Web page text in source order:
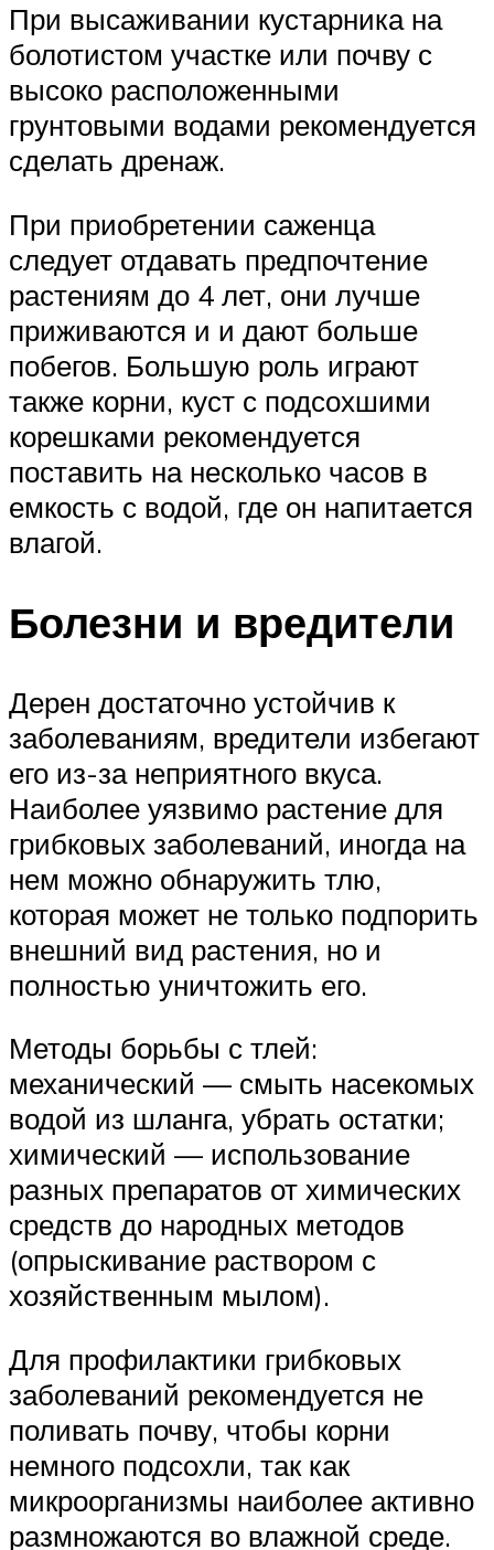
При высаживании кустарника на
болотистом участке или почву с
высоко расположенными
грунтовыми водами рекомендуется
сделать дренаж.
При приобретении саженца
следует отдавать предпочтение
растениям до 4 лет, они лучше
приживаются и и дают больше
побегов. Большую роль играют
также корни, куст с подсохшими
корешками рекомендуется
поставить на несколько часов в
емкость с водой, где он напитается
влагой.
Болезни и вредители
Дерен достаточно устойчив к
заболеваниям, вредители избегают
его из-за неприятного вкуса.
Наиболее уязвимо растение для
грибковых заболеваний, иногда на
нем можно обнаружить тлю,
которая может не только подпорить
внешний вид растения, но и
полностью уничтожить его.
Методы борьбы с тлей:
механический — смыть насекомых
водой из шланга, убрать остатки;
химический — использование
разных препаратов от химических
средств до народных методов
(опрыскивание раствором с
хозяйственным мылом).
Для профилактики грибковых
заболеваний рекомендуется не
поливать почву, чтобы корни
немного подсохли, так как
микроорганизмы наиболее активно
размножаются во влажной среде.